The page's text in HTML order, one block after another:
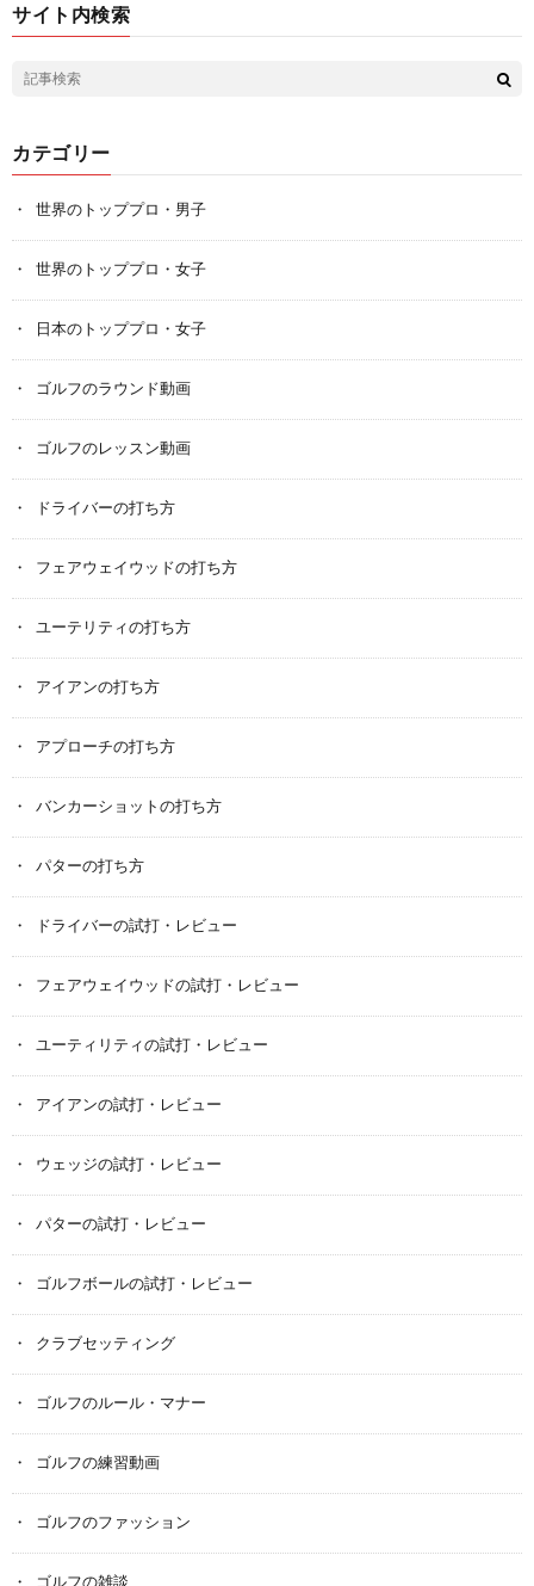
サイト内検索
カテゴリー
世界のトッププロ・男子
世界のトッププロ・女子
日本のトッププロ・女子
ゴルフのラウンド動画
ゴルフのレッスン動画
ドライバーの打ち方
フェアウェイウッドの打ち方
ユーテリティの打ち方
アイアンの打ち方
アプローチの打ち方
バンカーショットの打ち方
パターの打ち方
ドライバーの試打・レビュー
フェアウェイウッドの試打・レビュー
ユーティリティの試打・レビュー
アイアンの試打・レビュー
ウェッジの試打・レビュー
パターの試打・レビュー
ゴルフボールの試打・レビュー
クラブセッティング
ゴルフのルール・マナー
ゴルフの練習動画
ゴルフのファッション